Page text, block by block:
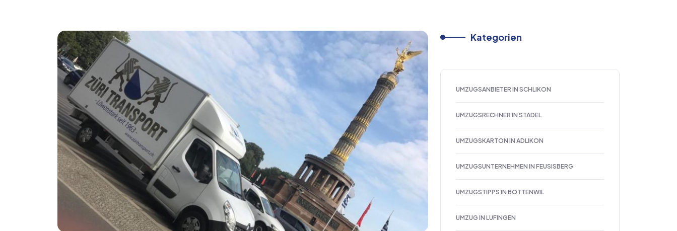
Kategorien
UMZUGSANBIETER IN SCHLIKON
UMZUGSRECHNER IN STADEL
UMZUGSKARTON IN ADLIKON
UMZUGSUNTERNEHMEN IN FEUSISBERG
UMZUGSTIPPS IN BOTTENWIL
UMZUG IN LUFINGEN